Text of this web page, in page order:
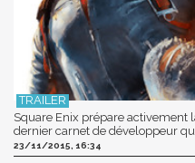
Square Enix prépare activement
dernier carnet de développeur
23/11/2015, 16:34